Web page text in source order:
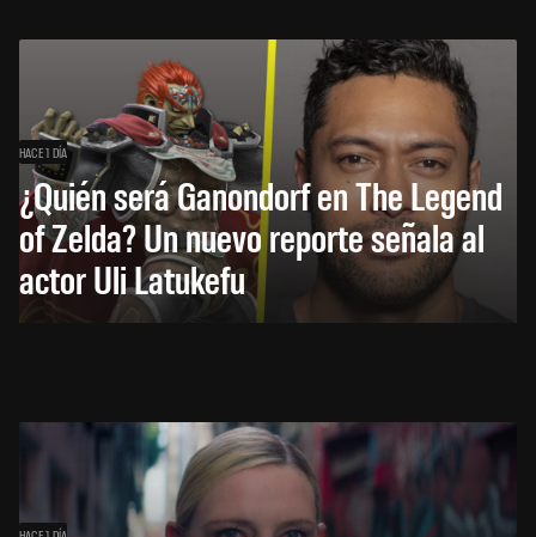
HACE 1 DÍA
¿Quién será Ganondorf en The Legend
of Zelda? Un nuevo reporte señala al
actor Uli Latukefu